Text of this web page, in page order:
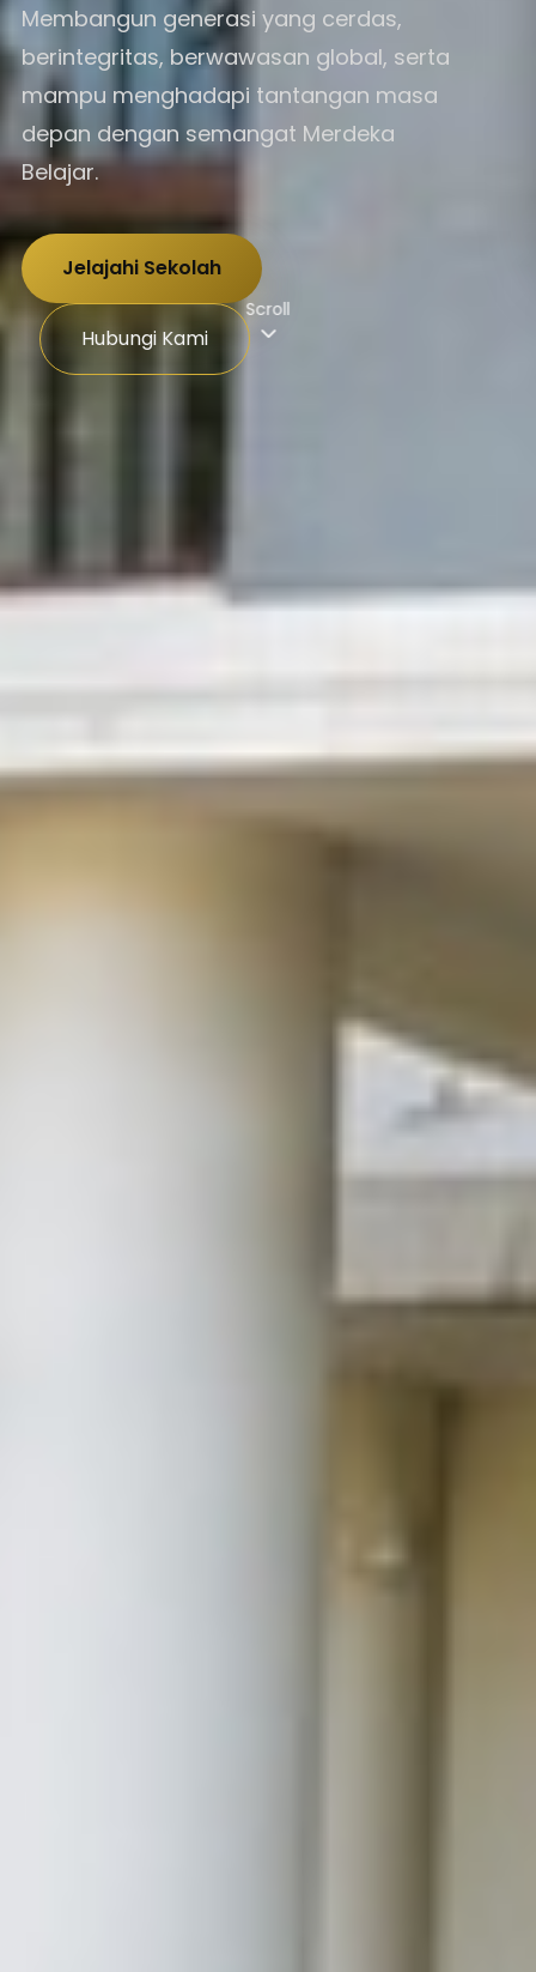
Membangun generasi yang cerdas,
berintegritas, berwawasan global, serta
mampu menghadapi tantangan masa
depan dengan semangat Merdeka
Belajar.
Jelajahi Sekolah
Hubungi Kami
Scroll